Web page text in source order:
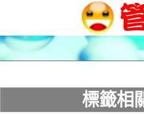
標籤相